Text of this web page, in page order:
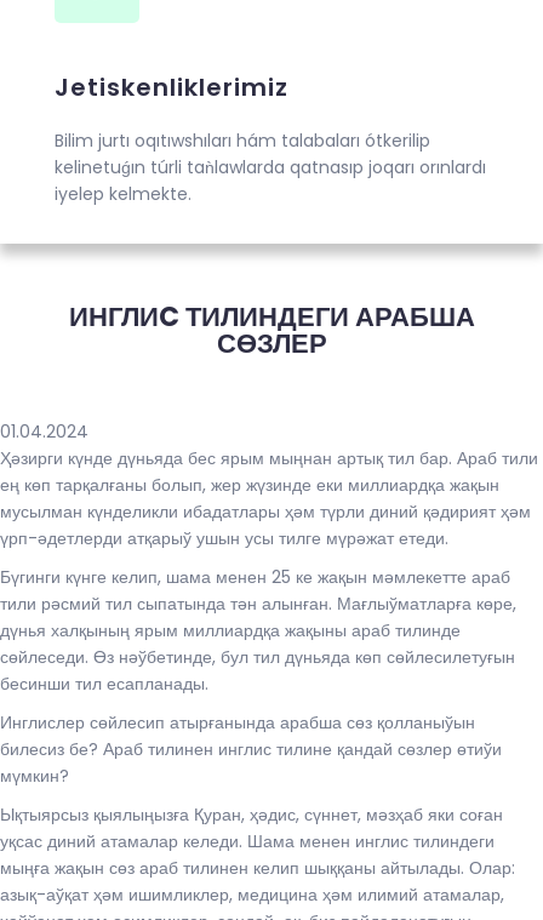
Jetiskenliklerimiz
Bilim jurtı oqıtıwshıları hám talabaları ótkerilip
kelinetuǵın túrli taǹlawlarda qatnasıp joqarı orınlardı
iyelep kelmekte.
ИНГЛИC ТИЛИНДЕГИ АРАБША
СӨЗЛЕР
01.04.2024
Ҳәзирги күнде дүньяда бес ярым мыңнан артық тил бар. Араб тили
ең көп тарқалғаны болып, жер жүзинде еки миллиардқа жақын
мусылман күнделикли ибадатлары ҳәм түрли диний қәдирият ҳәм
үрп-әдетлерди атқарыў ушын усы тилге мүрәжат етеди.
Бүгинги күнге келип, шама менен 25 ке жақын мәмлекетте араб
тили рәсмий тил сыпатында тән алынған. Мағлыўматларға көре,
дүнья халқының ярым миллиардқа жақыны араб тилинде
сөйлеседи. Өз нәўбетинде, бул тил дүньяда көп сөйлесилетуғын
бесинши тил есапланады.
Инглислер сөйлесип атырғанында арабша сөз қолланыўын
билесиз бе? Араб тилинен инглис тилине қандай сөзлер өтиўи
мүмкин?
Ықтыярсыз қыялыңызға Қуран, ҳәдис, сүннет, мәзҳаб яки соған
уқсас диний атамалар келеди. Шама менен инглис тилиндеги
мыңға жақын сөз араб тилинен келип шыққаны айтылады. Олар:
азық-аўқат ҳәм ишимликлер, медицина ҳәм илимий атамалар,